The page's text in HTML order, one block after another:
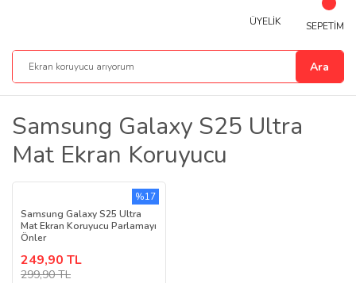
Ara
ÜYELİK SEPETİM
Samsung Galaxy S25 Ultra
Mat Ekran Koruyucu
Samsung Galaxy S25 Ultra
Mat Ekran Koruyucu Parlamayı
Önler
249,90 TL
299,90 TL
%17